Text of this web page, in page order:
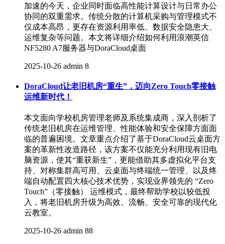
加速的今天，企业同时面临高性能计算设计与日常办公
协同的双重需求。传统分散的计算机采购与管理模式不
仅成本高昂，更存在资源利用率低、数据安全隐患大、
运维复杂等问题。本文将详细介绍如何利用浪潮英信
NF5280 A7服务器与DoraCloud桌面
2025-10-26 admin 8
DoraCloud让老旧机房“重生”，迈向Zero Touch零接触
运维新时代！
本文面向学校机房管理老师及系统集成商，深入剖析了
传统老旧机房在运维管理、性能体验和安全保障方面面
临的普遍困境。文章重点介绍了基于DoraCloud云桌面方
案的革新性改造路径，该方案不仅能充分利用现有旧电
脑资源，使其“重获新生”，更能借助其多虚拟化平台支
持、对称集群高可用、云桌面与终端统一管理、以及终
端自动配置四大核心技术优势，实现业界领先的 “Zero
Touch”（零接触） 运维模式，最终帮助学校以较低投
入，将老旧机房升级为高效、流畅、安全可靠的现代化
云教室。
2025-10-26 admin 88